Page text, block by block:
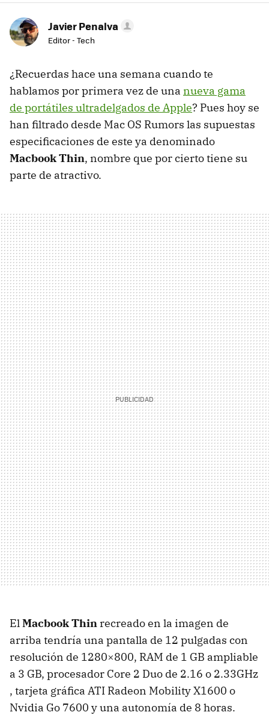
Javier Penalva
Editor - Tech
¿Recuerdas hace una semana cuando te
hablamos por primera vez de una nueva gama
de portátiles ultradelgados de Apple? Pues hoy se
han filtrado desde Mac OS Rumors las supuestas
especificaciones de este ya denominado
Macbook Thin, nombre que por cierto tiene su
parte de atractivo.
ElMacbook Thin recreado en la imagen de
arriba tendría una pantalla de 12 pulgadas con
resolución de 1280×800, RAM de 1 GB ampliable
a 3 GB, procesador Core 2 Duo de 2.16 o 2.33GHz
, tarjeta gráfica ATI Radeon Mobility X1600 o
Nvidia Go 7600 y una autonomía de 8 horas.